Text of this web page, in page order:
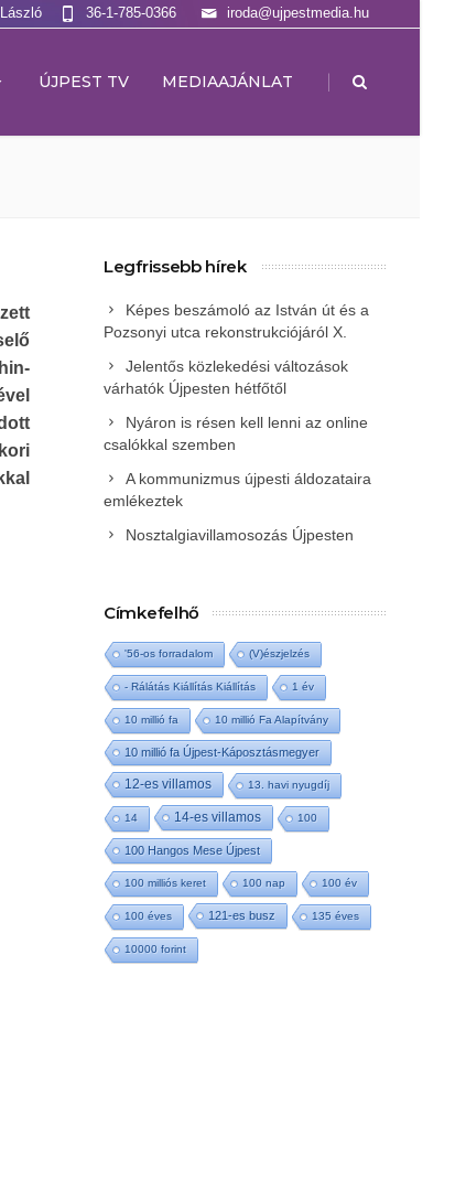
László iroda@ujpestmedia.hu
36-1-785-0366
ÚJPEST TV MEDIAAJÁNLAT |
Legfrissebb hírek
Képes beszámoló az István út és a
Pozsonyi utca rekonstrukciójáról X.
Jelentős közlekedési változások
várhatók Újpesten hétfőtől
Nyáron is résen kell lenni az online
csalókkal szemben
A kommunizmus újpesti áldozataira
emlékeztek
Nosztalgiavillamosozás Újpesten
Címkefelhő
'56-os forradalom (V)észjelzés
- Rálátás Kiállítás Kiállítás 1 év
10 millió fa 10 millió Fa Alapítvány
10 millió fa Újpest-Káposztásmegyer
12-es villamos 13. havi nyugdíj
14 14-es villamos 100
100 Hangos Mese Újpest
100 milliós keret 100 nap 100 év
100 éves 121-es busz 135 éves
10000 forint